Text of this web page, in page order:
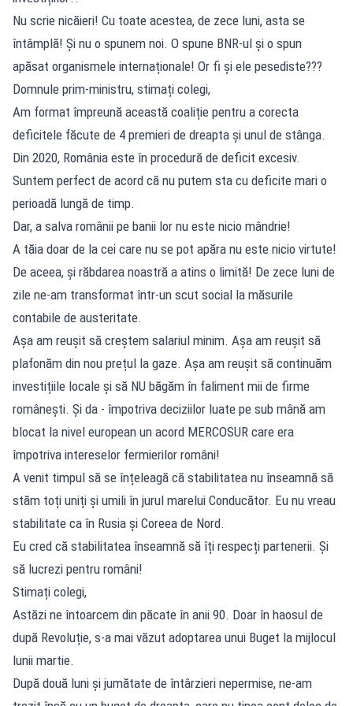
Nu scrie nicăieri! Cu toate acestea, de zece luni, asta se
întâmplă! Și nu o spunem noi. O spune BNR-ul și o spun
apăsat organismele internaționale! Or fi și ele pesediste???
Domnule prim-ministru, stimați colegi,
Am format împreună această coaliție pentru a corecta
deficitele făcute de 4 premieri de dreapta și unul de stânga.
Din 2020, România este în procedură de deficit excesiv.
Suntem perfect de acord că nu putem sta cu deficite mari o
perioadă lungă de timp.
Dar, a salva românii pe banii lor nu este nicio mândrie!
A tăia doar de la cei care nu se pot apăra nu este nicio virtute!
De aceea, și răbdarea noastră a atins o limită! De zece luni de
zile ne-am transformat într-un scut social la măsurile
contabile de austeritate.
Așa am reușit să creștem salariul minim. Așa am reușit să
plafonăm din nou prețul la gaze. Așa am reușit să continuăm
investițiile locale și să NU băgăm în faliment mii de firme
românești. Și da - împotriva deciziilor luate pe sub mână am
blocat la nivel european un acord MERCOSUR care era
împotriva intereselor fermierilor români!
A venit timpul să se înțeleagă că stabilitatea nu înseamnă să
stăm toți uniți și umili în jurul marelui Conducător. Eu nu vreau
stabilitate ca în Rusia și Coreea de Nord.
Eu cred că stabilitatea înseamnă să îți respecți partenerii. Și
să lucrezi pentru români!
Stimați colegi,
Astăzi ne întoarcem din păcate în anii 90. Doar în haosul de
după Revoluție, s-a mai văzut adoptarea unui Buget la mijlocul
lunii martie.
După două luni și jumătate de întârzieri nepermise, ne-am